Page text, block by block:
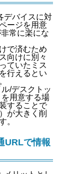
デバイスに対
ージを用意
常に楽にな
で済むため
向けに別々
ていたミス
行えるとい
/デスクトッ
用意する場
することで
が大きく削
。
URLで情報